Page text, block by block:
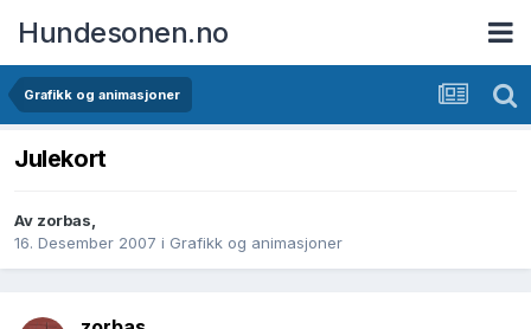
Hundesonen.no
Grafikk og animasjoner
Julekort
Av zorbas,
16. Desember 2007 i Grafikk og animasjoner